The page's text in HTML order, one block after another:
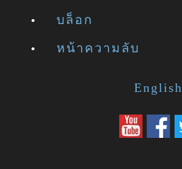
บล็อก
หน้าความลับ
English